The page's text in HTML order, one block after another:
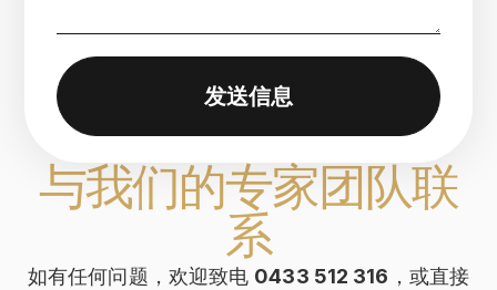
与我们的专家团队联
系
如有任何问题，欢迎致电 0433 512 316 ，或直接
发送信息